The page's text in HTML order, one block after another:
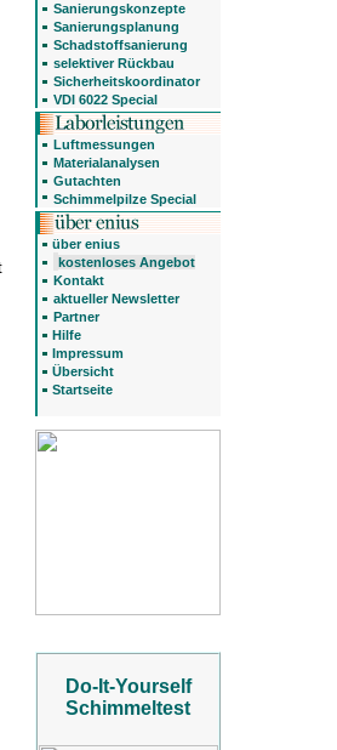
Sanierungskonzepte
Sanierungsplanung
Schadstoffsanierung
selektiver Rückbau
Sicherheitskoordinator
VDI 6022 Special
Luftmessungen
Materialanalysen
Gutachten
Schimmelpilze Special
über enius
kostenloses Angebot
Kontakt
aktueller Newsletter
Partner
Hilfe
Impressum
Übersicht
Startseite
Do-It-Yourself
Schimmeltest